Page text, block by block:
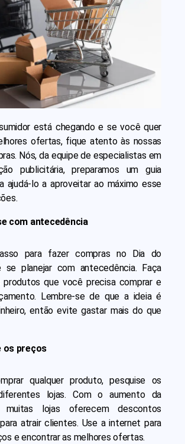
está chegando e se você quer
ofertas, fique atento às nossas
Nós, da equipe de especialistas em
publicitária, preparamos um guia
ajudá-lo a aproveitar ao máximo esse
com antecedência
para fazer compras no Dia do
se planejar com antecedência. Faça
que você precisa comprar e
Lembre-se de que a ideia é
então evite gastar mais do que
os preços
qualquer produto, pesquise os
lojas. Com o aumento da
muitas lojas oferecem descontos
atrair clientes. Use a internet para
e encontrar as melhores ofertas.